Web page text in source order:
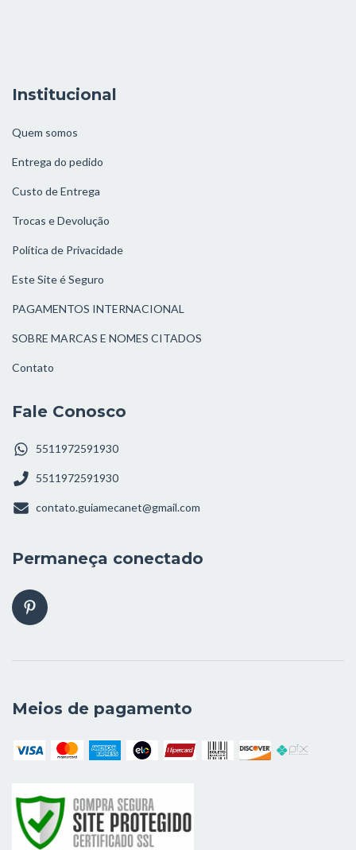
Institucional
Quem somos
Entrega do pedido
Custo de Entrega
Trocas e Devolução
Política de Privacidade
Este Site é Seguro
PAGAMENTOS INTERNACIONAL
SOBRE MARCAS E NOMES CITADOS
Contato
Fale Conosco
5511972591930
5511972591930
contato.guiamecanet@gmail.com
Permaneça conectado
Meios de pagamento